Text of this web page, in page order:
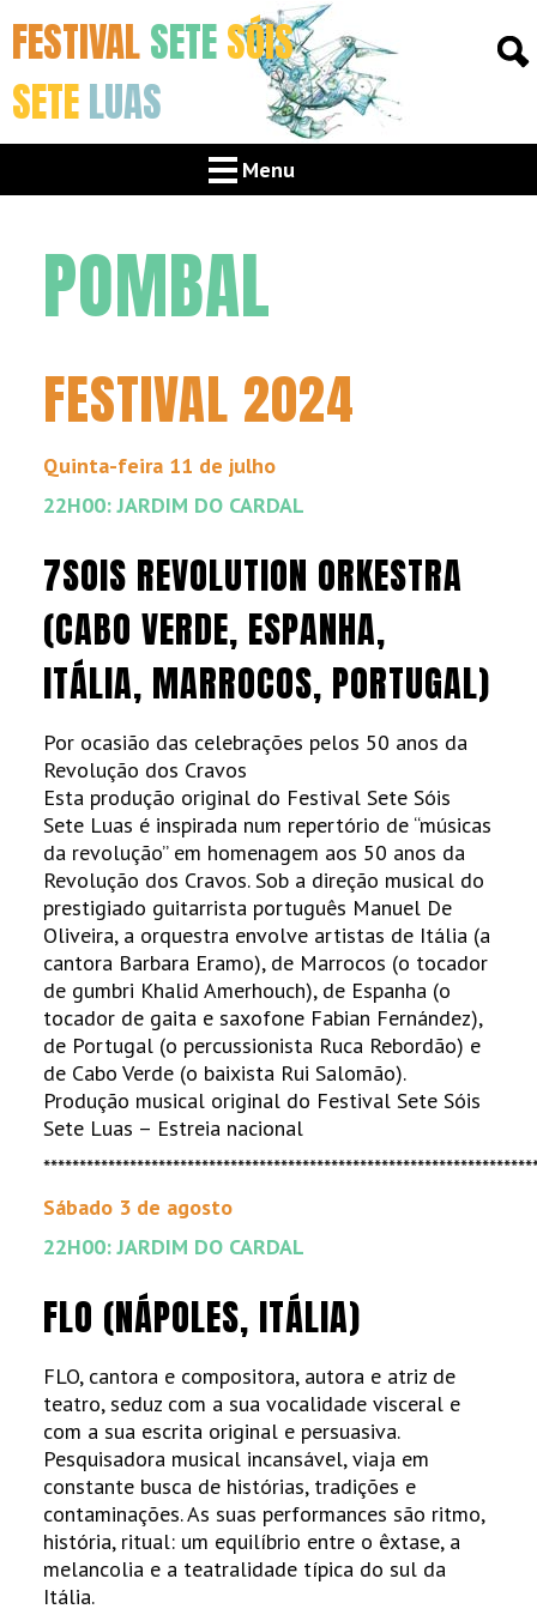
FESTIVALSETESÓIS
SETELUAS
Menu
POMBAL
FESTIVAL 2024
Quinta-feira 11 de julho
22H00: JARDIM DO CARDAL
7SOIS REVOLUTION ORKESTRA
(CABO VERDE, ESPANHA,
ITÁLIA, MARROCOS, PORTUGAL)
Por ocasião das celebrações pelos 50 anos da
Revolução dos Cravos
Esta produção original do Festival Sete Sóis
Sete Luas é inspirada num repertório de “músicas
da revolução” em homenagem aos 50 anos da
Revolução dos Cravos. Sob a direção musical do
prestigiado guitarrista português Manuel De
Oliveira, a orquestra envolve artistas de Itália (a
cantora Barbara Eramo), de Marrocos (o tocador
de gumbri Khalid Amerhouch), de Espanha (o
tocador de gaita e saxofone Fabian Fernández),
de Portugal (o percussionista Ruca Rebordão) e
de Cabo Verde (o baixista Rui Salomão).
Produção musical original do Festival Sete Sóis
Sete Luas – Estreia nacional
Sábado 3 de agosto
22H00: JARDIM DO CARDAL
FLO (NÁPOLES, ITÁLIA)
FLO, cantora e compositora, autora e atriz de
teatro, seduz com a sua vocalidade visceral e
com a sua escrita original e persuasiva.
Pesquisadora musical incansável, viaja em
constante busca de histórias, tradições e
contaminações. As suas performances são ritmo,
história, ritual: um equilíbrio entre o êxtase, a
melancolia e a teatralidade típica do sul da
Itália.